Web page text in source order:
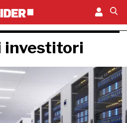
investitori